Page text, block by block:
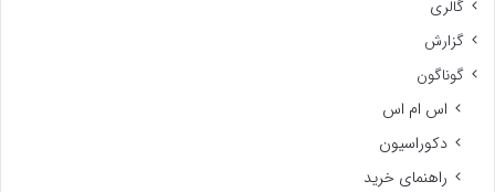
گالری
گزارش
گوناگون
اس ام اس
دکوراسیون
راهنمای خرید